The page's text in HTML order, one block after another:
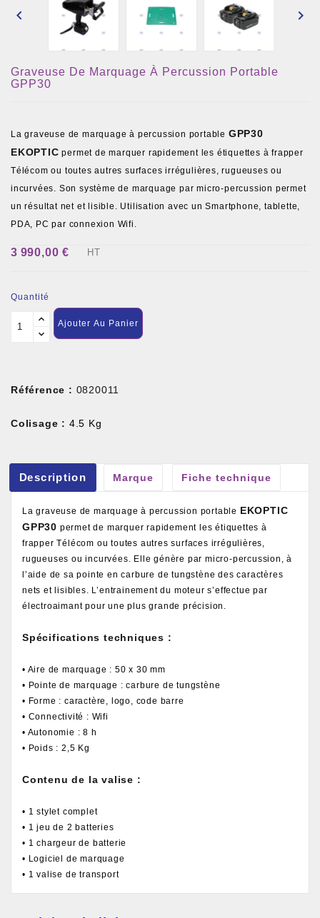
 
Graveuse De Marquage À Percussion Portable
GPP30
La graveuse de marquage à percussion portable GPP30
EKOPTIC permet de marquer rapidement les étiquettes à frapper
Télécom ou toutes autres surfaces irrégulières, rugueuses ou
incurvées. Son système de marquage par micro-percussion permet
un résultat net et lisible. Utilisation avec un Smartphone, tablette,
PDA, PC par connexion Wifi.
3 990,00 € HT
Quantité
Ajouter Au Panier
Référence : 0820011
Colisage : 4.5 Kg
Description Marque Fiche technique
La graveuse de marquage à percussion portable EKOPTIC
GPP30 permet de marquer rapidement les étiquettes à
frapper Télécom ou toutes autres surfaces irrégulières,
rugueuses ou incurvées. Elle génère par micro-percussion, à
l’aide de sa pointe en carbure de tungstène des caractères
nets et lisibles. L’entrainement du moteur s’effectue par
électroaimant pour une plus grande précision.
Spécifications techniques :
• Aire de marquage : 50 x 30 mm
• Pointe de marquage : carbure de tungstène
• Forme : caractère, logo, code barre
• Connectivité : Wifi
• Autonomie : 8 h
• Poids : 2,5 Kg
Contenu de la valise :
• 1 stylet complet
• 1 jeu de 2 batteries
• 1 chargeur de batterie
• Logiciel de marquage
• 1 valise de transport